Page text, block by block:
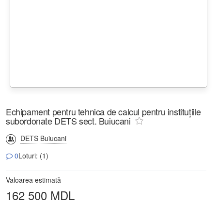
Echipament pentru tehnica de calcul pentru instituțiile
subordonate DETS sect. Buiucani
DETS Buiucani
0Loturi: (1)
Valoarea estimată
162 500 MDL